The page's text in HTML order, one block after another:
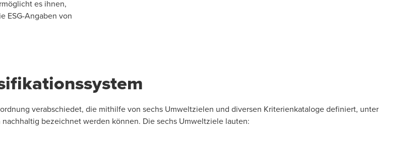
es ihnen,
ESG-Angaben von
verabschiedet, die mithilfe von sechs Umweltzielen und diversen Kriterienkataloge definiert, unter
bezeichnet werden können. Die sechs Umweltziele lauten: